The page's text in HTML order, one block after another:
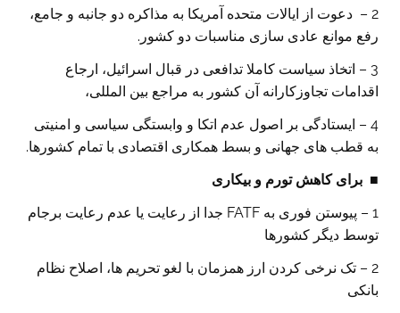
2 – دعوت از ایالات متحده آمریکا به مذاکره دو جانبه و جامع،
رفع موانع عادی سازی مناسبات دو کشور.
3 – اتخاذ سیاست کاملا تدافعی در قبال اسرائیل، ارجاع
اقدامات تجاوزکارانه آن کشور به مراجع بین المللی،
4 – ایستادگی بر اصول عدم اتکا و وابستگی سیاسی و امنیتی
به قطب های جهانی و بسط همکاری اقتصادی با تمام کشورها.
■ برای کاهش تورم و بیکاری
1 – پیوستن فوری به FATF جدا از رعایت یا عدم رعایت برجام
توسط دیگر کشورها
2 – تک نرخی کردن ارز همزمان با لغو تحریم ها، اصلاح نظام
بانکی